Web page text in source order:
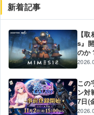
新着記事
【
s』
のか
と現
この
ン対
7日(